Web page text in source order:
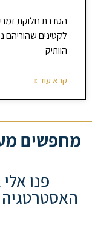
הסדרת חלוקת
לקטינים
הוותיק
קרא עוד »
מחפשים
פנו